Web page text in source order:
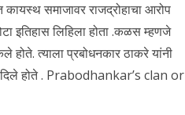
कायस्थ समाजावर राजद्रोहाचा आरोप
इतिहास लिहिला होता .कळस म्हणजे
त्याला प्रबोधनकार ठाकरे यांनी
दिले होते . Prabodhankar’s clan or